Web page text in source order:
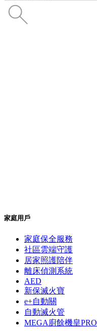
家庭用戶
家庭保全服務
社區雲端守護
居家照護陪伴
離床偵測系統
AED
新保滅火寶
e+自動關
自動滅火管
MEGA廚餘機皇PRO